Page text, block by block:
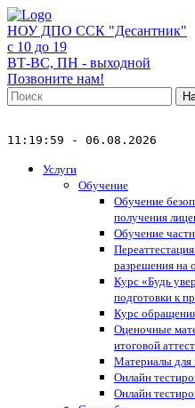
НОУ ДПО ССК "Десантник"
с 10 до 19
ВТ-ВС, ПН - выходной
Позвоните нам!
11:19:59 - 06.08.2026
Услуги
Обучение
Обучение
получения
Обучение
разрешения на
Курс «Будь
подготовки к
Курс
Оценочные
итоговой
Материалы для
Онлайн
Онлайн